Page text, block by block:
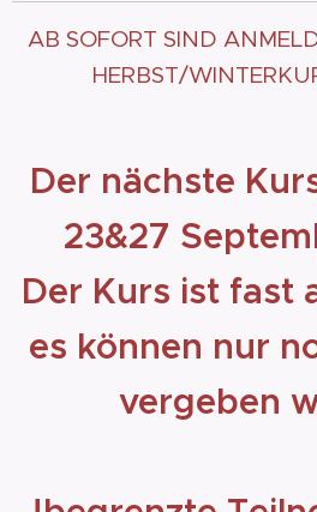
AB SOFORT SIND
HERBST/
Der nächste
23&27
Der Kurs ist fast
es können nur
vergeben